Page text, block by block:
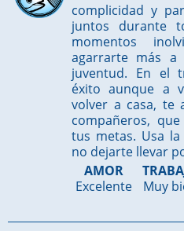
complicidad y
juntos durante
momentos
agarrarte más
juventud. En el
éxito aunque a
volver a casa, te
compañeros,
tus metas. Usa
no dejarte llevar
AMOR
Excelente
Muy